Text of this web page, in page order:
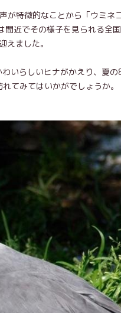
が特徴的なことから「ウミネ
近でその様子を見られる全
ました。
いらしいヒナがかえり、夏
てみてはいかがでしょうか。